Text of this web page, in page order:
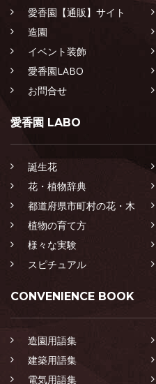
愛香園【通販】サイト
造園
イベント装飾
愛香園LABO
お問合せ
愛香園 LABO
誕生花
花・植物辞典
都道府県市町村の花・木
植物の育て方
様々な実験
スピチュアル
CONVENIENCE BOOK
造園用語集
建築用語集
電気用語集